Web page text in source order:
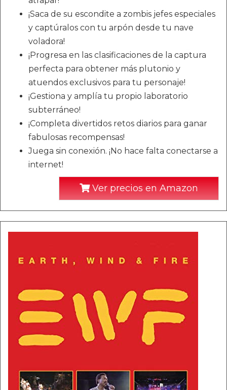
¡Saca de su escondite a zombis jefes especiales
y captúralos con tu arpón desde tu nave
voladora!
¡Progresa en las clasificaciones de la captura
perfecta para obtener más plutonio y
atuendos exclusivos para tu personaje!
¡Gestiona y amplía tu propio laboratorio
subterráneo!
¡Completa divertidos retos diarios para ganar
fabulosas recompensas!
Juega sin conexión. ¡No hace falta conectarse a
internet!
Ver precios en Amazon